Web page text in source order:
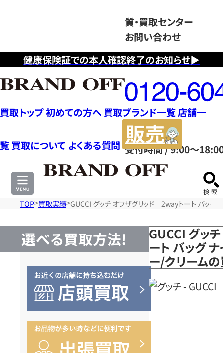
健康保険証での本人確認終了のお知らせ▶
質・買取センター
お問い合わせ
フ
リ
ー
ダ
イ
ヤ
ル
0120604117
受付時間 / 9:00～
買取トップ初めての方へ 買取ブランド一覧店舗一
覧 買取について よくある質問
サ
TOP 買取実績 GUCCI グッチ オフザグリッド 2wayトート バッ
選べる買取方法!
GUCCI グッ
ート バッグ
ー/クリーム